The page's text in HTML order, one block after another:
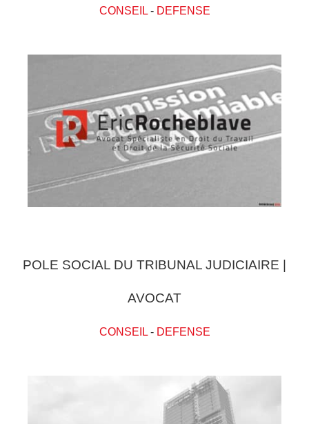
CONSEIL- DEFENSE
POLE SOCIAL DU TRIBUNAL JUDICIAIRE |
AVOCAT
CONSEIL- DEFENSE